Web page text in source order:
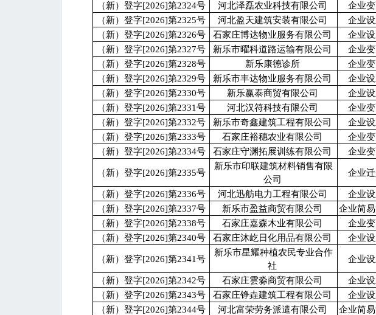
（新）登字[2026]第2324号
河北泽磊农业科技有限公司 企业
（新）登字[2026]第2325号
河北盈天建筑安装有限公司 企业
（新）登字[2026]第2326号
石家庄博达物业服务有限公司 企业
（新）登字[2026]第2327号
新乐市曜科道路运输有限公司 企业
（新）登字[2026]第2328号
新乐康德诊所 企业
（新）登字[2026]第2329号
新乐市丰达物业服务有限公司 企业
（新）登字[2026]第2330号
新乐赢泰商贸有限公司 企业
（新）登字[2026]第2331号
河北汉符科技有限公司 企业
（新）登字[2026]第2332号
新乐市奇鑫建筑工程有限公司 企业
（新）登字[2026]第2333号
石家庄裕穗农业有限公司 企业
（新）登字[2026]第2334号
石家庄守渊拓展训练有限公司 企业
（新）登字[2026]第2335号
新乐市印联建筑材料销售有限
公司
企业
（新）登字[2026]第2336号 河北迅舫电力工程有限公司 企业
（新）登字[2026]第2337号
新乐市盈益商贸有限公司 企业简
（新）登字[2026]第2338号
石家庄嘉森木业有限公司 企业
（新）登字[2026]第2340号
石家庄沐屹日化用品有限公司 企业
（新）登字[2026]第2341号
新乐市星耀种植农民专业合作
社
企业
（新）登字[2026]第2342号 石家庄雲淼商贸有限公司 企业
（新）登字[2026]第2343号
石家庄铮垚建筑工程有限公司 企业
（新）登字[2026]第2344号
河北富荣劳务派遣有限公司 企业简